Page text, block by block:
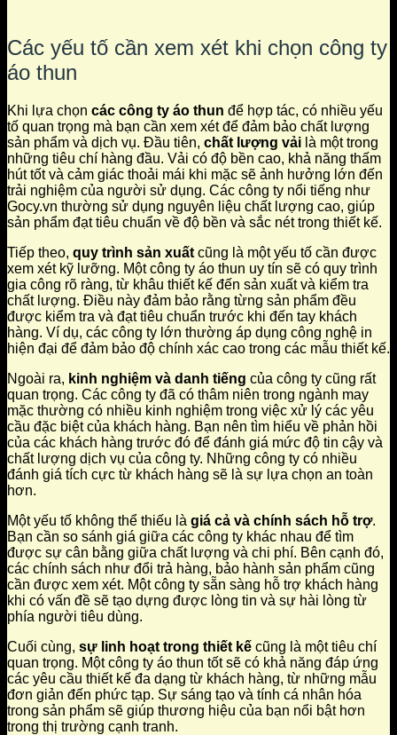
Các yếu tố cần xem xét khi chọn công ty
áo thun
Khi lựa chọn các công ty áo thun để hợp tác, có nhiều yếu
tố quan trọng mà bạn cần xem xét để đảm bảo chất lượng
sản phẩm và dịch vụ. Đầu tiên, chất lượng vải là một trong
những tiêu chí hàng đầu. Vải có độ bền cao, khả năng thấm
hút tốt và cảm giác thoải mái khi mặc sẽ ảnh hưởng lớn đến
trải nghiệm của người sử dụng. Các công ty nổi tiếng như
Gocy.vn thường sử dụng nguyên liệu chất lượng cao, giúp
sản phẩm đạt tiêu chuẩn về độ bền và sắc nét trong thiết kế.
Tiếp theo, quy trình sản xuất cũng là một yếu tố cần được
xem xét kỹ lưỡng. Một công ty áo thun uy tín sẽ có quy trình
gia công rõ ràng, từ khâu thiết kế đến sản xuất và kiểm tra
chất lượng. Điều này đảm bảo rằng từng sản phẩm đều
được kiểm tra và đạt tiêu chuẩn trước khi đến tay khách
hàng. Ví dụ, các công ty lớn thường áp dụng công nghệ in
hiện đại để đảm bảo độ chính xác cao trong các mẫu thiết kế.
Ngoài ra, kinh nghiệm và danh tiếng của công ty cũng rất
quan trọng. Các công ty đã có thâm niên trong ngành may
mặc thường có nhiều kinh nghiệm trong việc xử lý các yêu
cầu đặc biệt của khách hàng. Bạn nên tìm hiểu về phản hồi
của các khách hàng trước đó để đánh giá mức độ tin cậy và
chất lượng dịch vụ của công ty. Những công ty có nhiều
đánh giá tích cực từ khách hàng sẽ là sự lựa chọn an toàn
hơn.
Một yếu tố không thể thiếu là giá cả và chính sách hỗ trợ.
Bạn cần so sánh giá giữa các công ty khác nhau để tìm
được sự cân bằng giữa chất lượng và chi phí. Bên cạnh đó,
các chính sách như đổi trả hàng, bảo hành sản phẩm cũng
cần được xem xét. Một công ty sẵn sàng hỗ trợ khách hàng
khi có vấn đề sẽ tạo dựng được lòng tin và sự hài lòng từ
phía người tiêu dùng.
Cuối cùng, sự linh hoạt trong thiết kế cũng là một tiêu chí
quan trọng. Một công ty áo thun tốt sẽ có khả năng đáp ứng
các yêu cầu thiết kế đa dạng từ khách hàng, từ những mẫu
đơn giản đến phức tạp. Sự sáng tạo và tính cá nhân hóa
trong sản phẩm sẽ giúp thương hiệu của bạn nổi bật hơn
trong thị trường cạnh tranh.